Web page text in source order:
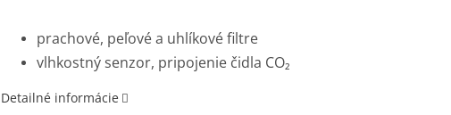
prachové, peľové a uhlíkové filtre
vlhkostný senzor, pripojenie čidla CO₂
Detailné informácie